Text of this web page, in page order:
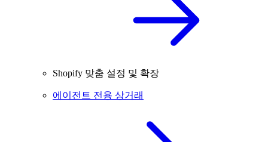
Shopify 맞춤 설정 및 확장
에이전트 전용 상거래